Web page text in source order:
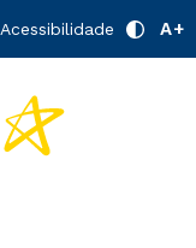
Acessibilidade A+